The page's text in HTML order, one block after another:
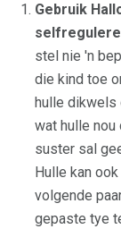
Gebruik
stel nie 'n
die kind toe
hulle
wat hulle
suster sal
Hulle kan
volgende
gepaste tye